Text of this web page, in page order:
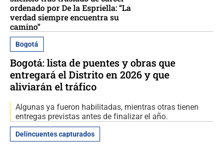
ordenado por De la Espriella: “La
verdad siempre encuentra su
camino”
Bogotá
Bogotá: lista de puentes y obras que
entregará el Distrito en 2026 y que
aliviarán el tráfico
Algunas ya fueron habilitadas, mientras otras tienen
entregas previstas antes de finalizar el año.
Delincuentes capturados